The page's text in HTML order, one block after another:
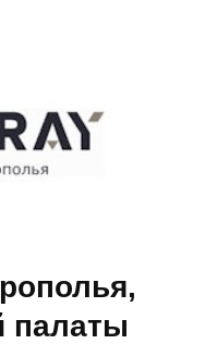
палаты